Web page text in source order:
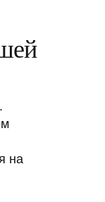
на